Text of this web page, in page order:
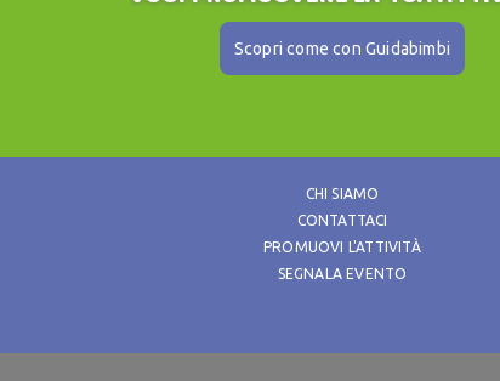
Scopri come con Guidabimbi
CHI SIAMO
CONTATTACI
PROMUOVI L'ATTIVITÀ
SEGNALA EVENTO